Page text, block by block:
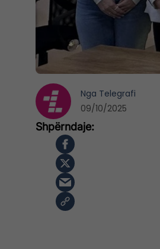
Nga Telegrafi
09/10/2025